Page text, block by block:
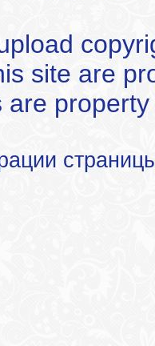
site are
are